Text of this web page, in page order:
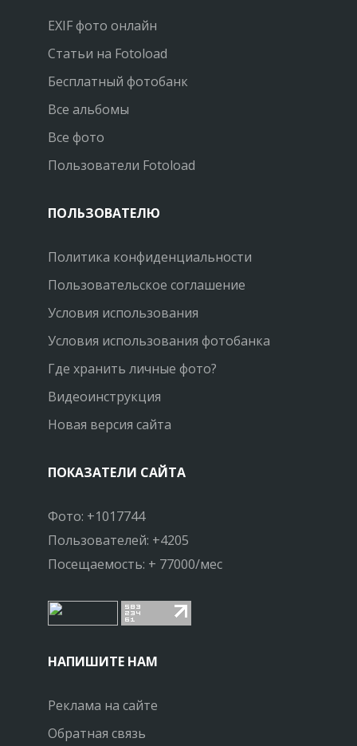
EXIF фото онлайн
Статьи на Fotoload
Бесплатный фотобанк
Все альбомы
Все фото
Пользователи Fotoload
ПОЛЬЗОВАТЕЛЮ
Политика конфиденциальности
Пользовательское соглашение
Условия использования
Условия использования фотобанка
Где хранить личные фото?
Видеоинструкция
Новая версия сайта
ПОКАЗАТЕЛИ САЙТА
Фото: +1017744
Пользователей: +4205
Посещаемость: + 77000/мес
НАПИШИТЕ НАМ
Реклама на сайте
Обратная связь